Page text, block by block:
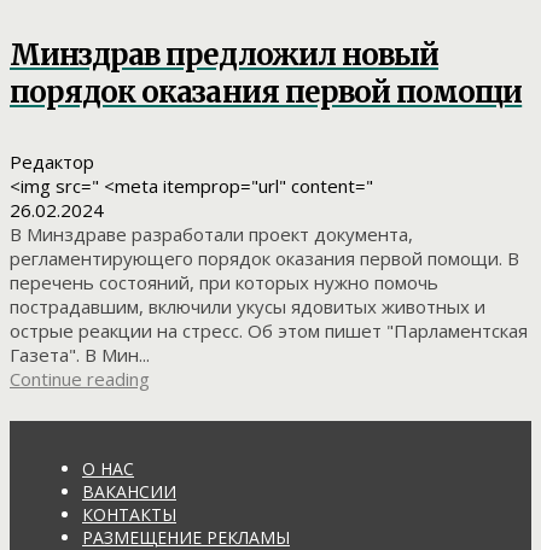
Минздрав предложил новый
порядок оказания первой помощи
Редактор
<img src=" <meta itemprop="url" content="
26.02.2024
В Минздраве разработали проект документа,
регламентирующего порядок оказания первой помощи. В
перечень состояний, при которых нужно помочь
пострадавшим, включили укусы ядовитых животных и
острые реакции на стресс. Об этом пишет "Парламентская
Газета". В Мин...
Continue reading
О НАС
ВАКАНСИИ
КОНТАКТЫ
РАЗМЕЩЕНИЕ РЕКЛАМЫ